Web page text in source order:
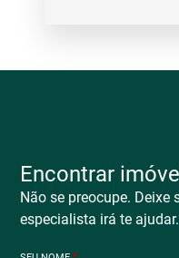
Encontrar
Não se preocupe. Deixe
especialista irá te ajudar.